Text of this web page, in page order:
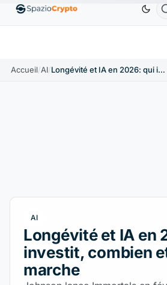
↑1.10% EthereumETH1 880,58 $US ↑1.90%
Accueil/AI/ Longévité et IA en 2026: qui investit, combien et ce qui marche
AI
Longévité et IA en
investit, combien
marche